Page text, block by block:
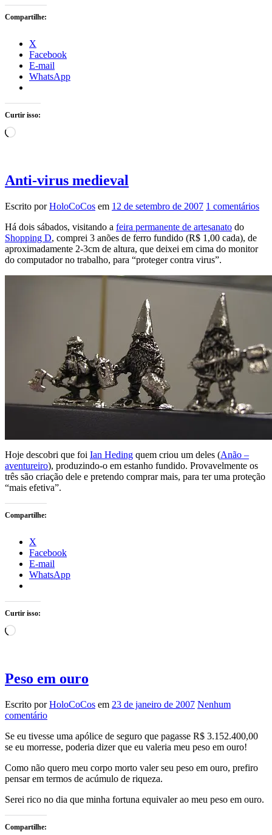
Compartilhe:
X
Facebook
E-mail
WhatsApp
Curtir isso:
Carregando...
Anti-virus medieval
Escrito porHoloCoCos em 12 de setembro de 2007 1 comentários
Há dois sábados, visitando a feira permanente de artesanato do
Shopping D, comprei 3 anões de ferro fundido (R$ 1,00 cada), de
aproximadamente 2-3cm de altura, que deixei em cima do monitor
do computador no trabalho, para “proteger contra virus”.
Hoje descobri que foi Ian Heding quem criou um deles (Anão –
aventureiro), produzindo-o em estanho fundido. Provavelmente os
três são criação dele e pretendo comprar mais, para ter uma proteção
“mais efetiva”.
Compartilhe:
X
Facebook
E-mail
WhatsApp
Curtir isso:
Carregando...
Peso em ouro
Escrito porHoloCoCos em 23 de janeiro de 2007 Nenhum
comentário
Se eu tivesse uma apólice de seguro que pagasse R$ 3.152.400,00
se eu morresse, poderia dizer que eu valeria meu peso em ouro!
Como não quero meu corpo morto valer seu peso em ouro, prefiro
pensar em termos de acúmulo de riqueza.
Serei rico no dia que minha fortuna equivaler ao meu peso em ouro.
Compartilhe: